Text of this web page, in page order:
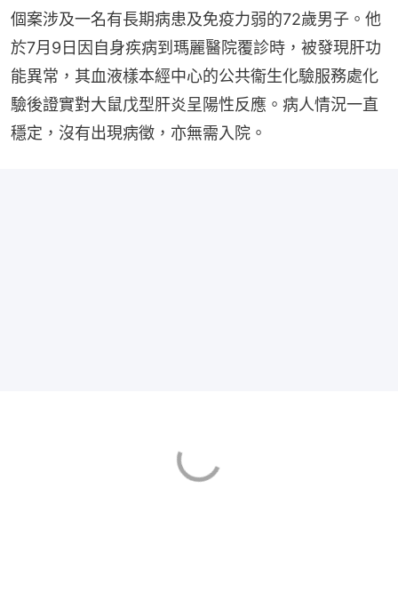
個案涉及一名有長期病患及免疫力弱的72歲男子。他
於7月9日因自身疾病到瑪麗醫院覆診時，被發現肝功
能異常，其血液樣本經中心的公共衞生化驗服務處化
驗後證實對大鼠戊型肝炎呈陽性反應。病人情況一直
穩定，沒有出現病徵，亦無需入院。